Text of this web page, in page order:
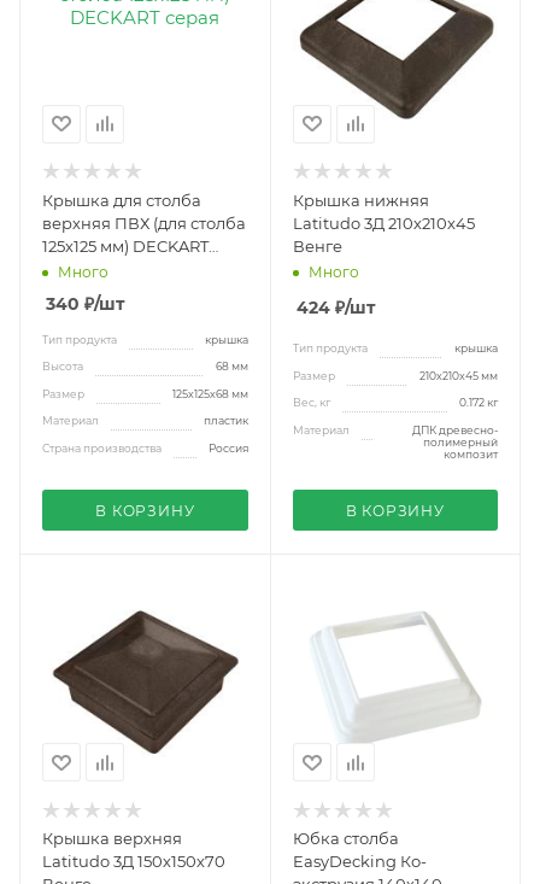
Крышка для столба
верхняя ПВХ (для столба
125х125 мм) DECKART
серая
Много
340 ₽/шт
Тип продукта крышка
Высота 68 мм
Размер 125х125х68 мм
Материал пластик
Страна производства Россия
В КОРЗИНУ
Крышка нижняя
Latitudo 3Д 210х210х45
Венге
Много
424₽/шт
Тип продукта крышка
Размер 210х210х45 мм
Вес, кг 0.172 кг
Материал
ДПК древесно-
полимерный
композит
В КОРЗИНУ
Крышка верхняя
Latitudo 3Д 150х150х70
Юбка столба
EasyDecking Ко-